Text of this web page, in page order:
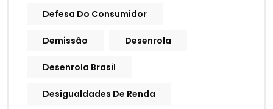
Defesa Do Consumidor
Demissão Desenrola
Desenrola Brasil
Desigualdades De Renda